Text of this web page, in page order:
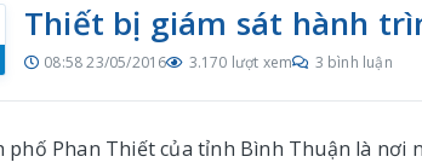
Thiết bị giám sát hành
08:58 23/05/2016 3.170 lượt xem 3 bình luận
phố Phan Thiết của tỉnh Bình Thuận là